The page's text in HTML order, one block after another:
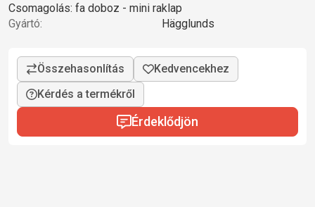
Csomagolás: fa doboz - mini raklap
Gyártó:
Hägglunds
Kérdés a termékről
Érdeklődjön